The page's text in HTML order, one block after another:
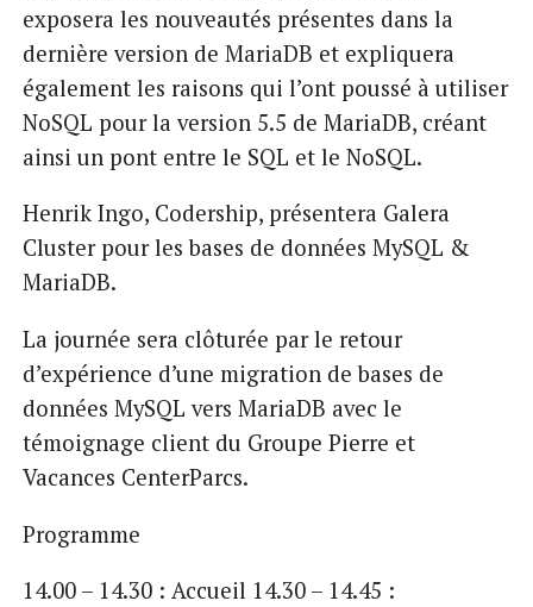
exposera les nouveautés présentes dans la
dernière version de MariaDB et expliquera
également les raisons qui l’ont poussé à utiliser
NoSQL pour la version 5.5 de MariaDB, créant
ainsi un pont entre le SQL et le NoSQL.
Henrik Ingo, Codership, présentera Galera
Cluster pour les bases de données MySQL &
MariaDB.
La journée sera clôturée par le retour
d’expérience d’une migration de bases de
données MySQL vers MariaDB avec le
témoignage client du Groupe Pierre et
Vacances CenterParcs.
Programme
14.00 – 14.30 : Accueil 14.30 – 14.45 :